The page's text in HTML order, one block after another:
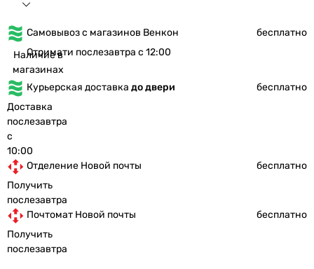
Самовывоз с магазинов Венкон
бесплатно
Наличие в
магазинах
Отримати послезавтра с 12:00
Курьерская доставка до двери
бесплатно
Доставка
послезавтра
с
10:00
Отделение Новой почты
бесплатно
Получить
послезавтра
Почтомат Новой почты
бесплатно
Получить
послезавтра